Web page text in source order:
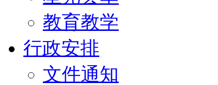
教育教学
行政安排
文件通知